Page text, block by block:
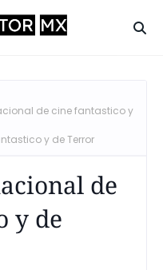
de cine fantastico y
y de Terror
de
y de